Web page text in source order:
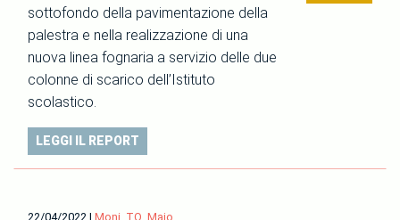
sottofondo della pavimentazione della
palestra e nella realizzazione di una
nuova linea fognaria a servizio delle due
colonne di scarico dell’Istituto
scolastico.
LEGGI IL REPORT
22/04/2022 | Moni_TO_Majo